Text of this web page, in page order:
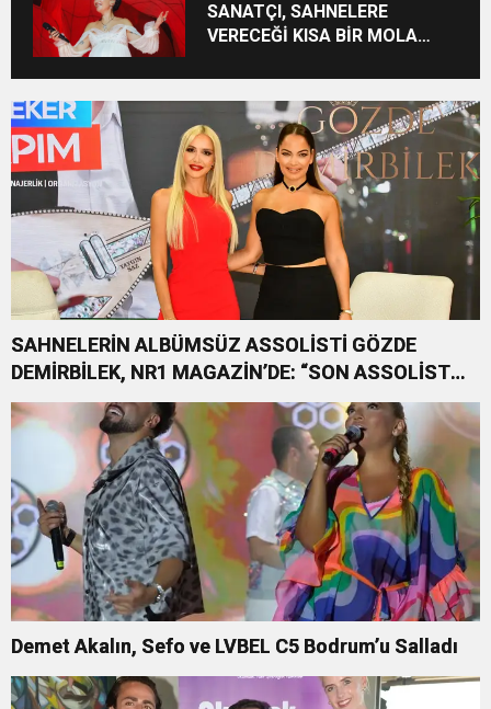
SANATÇI, SAHNELERE
VERECEĞİ KISA BİR MOLA
KEZ HARBİYE’DE OLACAK!
SAHNELERİN ALBÜMSÜZ ASSOLİSTİ GÖZDE
DEMİRBİLEK, NR1 MAGAZİN’DE: “SON ASSOLİST
OLARAK VAR OLACAĞIM!”
Demet Akalın, Sefo ve LVBEL C5 Bodrum’u Salladı